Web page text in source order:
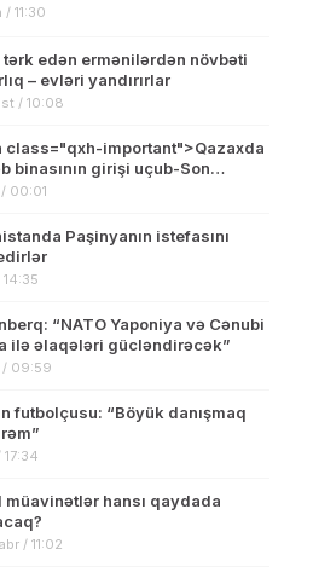
11:30
tərk edən ermənilərdən növbəti
– evləri yandırırlar
/ 10:08
class="qxh-important">Qazaxda
binasının girişi uçub-Son
span>
00:01
Paşinyanın istefasını
“NATO Yaponiya və Cənubi
ilə əlaqələri gücləndirəcək”
/ 09:59
futbolçusu: “Böyük danışmaq
müavinətlər hansı qaydada
/ 11:02